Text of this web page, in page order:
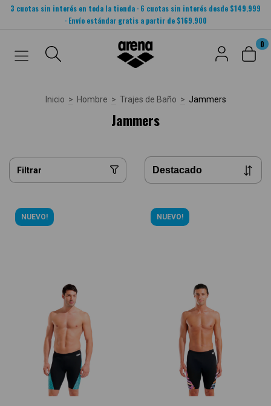
3 cuotas sin interés en toda la tienda · 6 cuotas sin interés desde $149.999
· Envío estándar gratis a partir de $169.900
0
Inicio > Hombre > Trajes de Baño > Jammers
Jammers
Filtrar
NUEVO! NUEVO!